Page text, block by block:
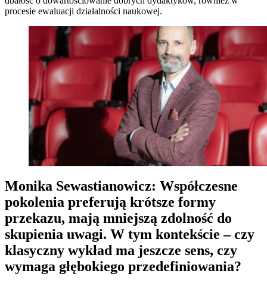
procesie ewaluacji działalności naukowej.
Monika Sewastianowicz: Współczesne
pokolenia preferują krótsze formy
przekazu, mają mniejszą zdolność do
skupienia uwagi. W tym kontekście – czy
klasyczny wykład ma jeszcze sens, czy
wymaga głębokiego przedefiniowania?